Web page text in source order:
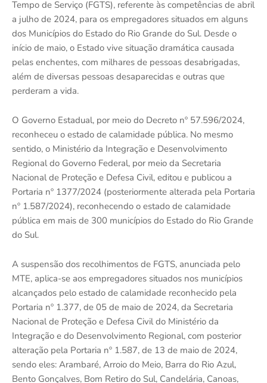
Tempo de Serviço (FGTS), referente às competências de abril
a julho de 2024, para os empregadores situados em alguns
dos Municípios do Estado do Rio Grande do Sul. Desde o
início de maio, o Estado vive situação dramática causada
pelas enchentes, com milhares de pessoas desabrigadas,
além de diversas pessoas desaparecidas e outras que
perderam a vida.
O Governo Estadual, por meio do Decreto nº 57.596/2024,
reconheceu o estado de calamidade pública. No mesmo
sentido, o Ministério da Integração e Desenvolvimento
Regional do Governo Federal, por meio da Secretaria
Nacional de Proteção e Defesa Civil, editou e publicou a
Portaria nº 1377/2024 (posteriormente alterada pela Portaria
nº 1.587/2024), reconhecendo o estado de calamidade
pública em mais de 300 municípios do Estado do Rio Grande
do Sul.
A suspensão dos recolhimentos de FGTS, anunciada pelo
MTE, aplica-se aos empregadores situados nos municípios
alcançados pelo estado de calamidade reconhecido pela
Portaria nº 1.377, de 05 de maio de 2024, da Secretaria
Nacional de Proteção e Defesa Civil do Ministério da
Integração e do Desenvolvimento Regional, com posterior
alteração pela Portaria nº 1.587, de 13 de maio de 2024,
sendo eles: Arambaré, Arroio do Meio, Barra do Rio Azul,
Bento Gonçalves, Bom Retiro do Sul, Candelária, Canoas,